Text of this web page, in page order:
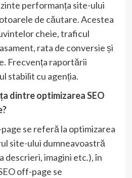
performanța site-ului
de căutare. Acestea
cheie, traficul
rata de conversie și
Frecvența raportării
stabilit cu agenția.
dintre optimizarea SEO
se referă la optimizarea
site-ului dumneavoastră
descrieri, imagini etc.), în
off-page se